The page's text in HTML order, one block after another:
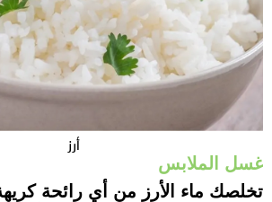
أرز
غسل الملابس
تخلصك ماء الأرز من أي رائحة